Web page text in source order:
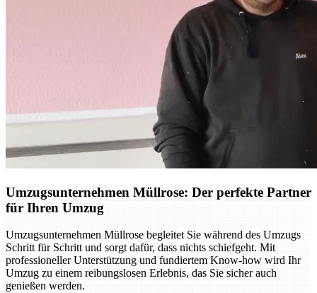
Umzugsunternehmen Müllrose: Der perfekte Partner
für Ihren Umzug
Umzugsunternehmen Müllrose begleitet Sie während des Umzugs
Schritt für Schritt und sorgt dafür, dass nichts schiefgeht. Mit
professioneller Unterstützung und fundiertem Know-how wird Ihr
Umzug zu einem reibungslosen Erlebnis, das Sie sicher auch
genießen werden.